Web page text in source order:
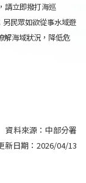
請立即撥打海巡
另民眾如欲從事水域遊
海域狀況，降低危
資料來源： 中部分署
新日期： 2026/04/13